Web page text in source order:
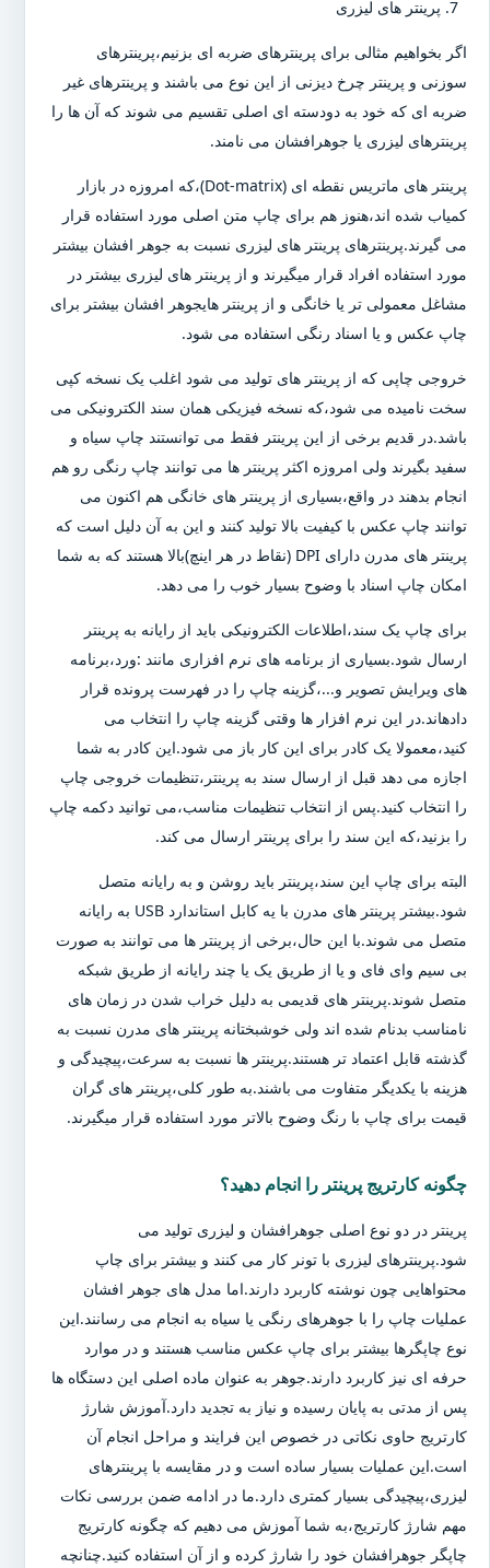
پرینتر های لیزری
اگر بخواهیم مثالی برای پرینترهای ضربه ای بزنیم،پرینترهای
سوزنی و پرینتر چرخ دیزنی از این نوع می باشند و پرینترهای غیر
ضربه ای که خود به دودسته ای اصلی تقسیم می شوند که آن ها را
پرینترهای لیزری یا جوهرافشان می نامند.
پرینتر های ماتریس نقطه ای (Dot-matrix)،که امروزه در بازار
کمیاب شده اند،هنوز هم برای چاپ متن اصلی مورد استفاده قرار
می گیرند.پرینترهای پرینتر های لیزری نسبت به جوهر افشان بیشتر
مورد استفاده افراد قرار میگیرند و از پرینتر های لیزری بیشتر در
مشاغل معمولی تر یا خانگی و از پرینتر هایجوهر افشان بیشتر برای
چاپ عکس و یا اسناد رنگی استفاده می شود.
خروجی چاپی که از پرینتر های تولید می شود اغلب یک نسخه کپی
سخت نامیده می شود،که نسخه فیزیکی همان سند الکترونیکی می
باشد.در قدیم برخی از این پرینتر فقط می توانستند چاپ سیاه و
سفید بگیرند ولی امروزه اکثر پرینتر ها می توانند چاپ رنگی رو هم
انجام بدهند در واقع،بسیاری از پرینتر های خانگی هم اکنون می
توانند چاپ عکس با کیفیت بالا تولید کنند و این به آن دلیل است که
پرینتر های مدرن دارای DPI (نقاط در هر اینچ)بالا هستند که به شما
امکان چاپ اسناد با وضوح بسیار خوب را می دهد.
برای چاپ یک سند،اطلاعات الکترونیکی باید از رایانه به پرینتر
ارسال شود.بسیاری از برنامه های نرم افزاری مانند :ورد،برنامه
های ویرایش تصویر و...،گزینه چاپ را در فهرست پرونده قرار
دادهاند.در این نرم افزار ها وقتی گزینه چاپ را انتخاب می
کنید،معمولا یک کادر برای این کار باز می شود.این کادر به شما
اجازه می دهد قبل از ارسال سند به پرینتر،تنظیمات خروجی چاپ
را انتخاب کنید.پس از انتخاب تنظیمات مناسب،می توانید دکمه چاپ
را بزنید،که این سند را برای پرینتر ارسال می کند.
البته برای چاپ این سند،پرینتر باید روشن و به رایانه متصل
شود.بیشتر پرینتر های مدرن با یه کابل استاندارد USB به رایانه
متصل می شوند.با این حال،برخی از پرینتر ها می توانند به صورت
بی سیم وای فای و یا از طریق یک یا چند رایانه از طریق شبکه
متصل شوند.پرینتر های قدیمی به دلیل خراب شدن در زمان های
نامناسب بدنام شده اند ولی خوشبختانه پرینتر های مدرن نسبت به
گذشته قابل اعتماد تر هستند.پرینتر ها نسبت به سرعت،پیچیدگی و
هزینه با یکدیگر متفاوت می باشند.به طور کلی،پرینتر های گران
قیمت برای چاپ با رنگ وضوح بالاتر مورد استفاده قرار میگیرند.
چگونه کارتریج پرینتر را انجام دهید؟
پرینتر در دو نوع اصلی جوهرافشان و لیزری تولید می
شود.پرینترهای لیزری با تونر کار می کنند و بیشتر برای چاپ
محتواهایی چون نوشته کاربرد دارند.اما مدل های جوهر افشان
عملیات چاپ را با جوهرهای رنگی یا سیاه به انجام می رسانند.این
نوع چاپگرها بیشتر برای چاپ عکس مناسب هستند و در موارد
حرفه ای نیز کاربرد دارند.جوهر به عنوان ماده اصلی این دستگاه ها
پس از مدتی به پایان رسیده و نیاز به تجدید دارد.آموزش شارژ
کارتریج حاوی نکاتی در خصوص این فرایند و مراحل انجام آن
است.این عملیات بسیار ساده است و در مقایسه با پرینترهای
لیزری،پیچیدگی بسیار کمتری دارد.ما در ادامه ضمن بررسی نکات
مهم شارژ کارتریج،به شما آموزش می دهیم که چگونه کارتریج
چاپگر جوهرافشان خود را شارژ کرده و از آن استفاده کنید.چنانچه